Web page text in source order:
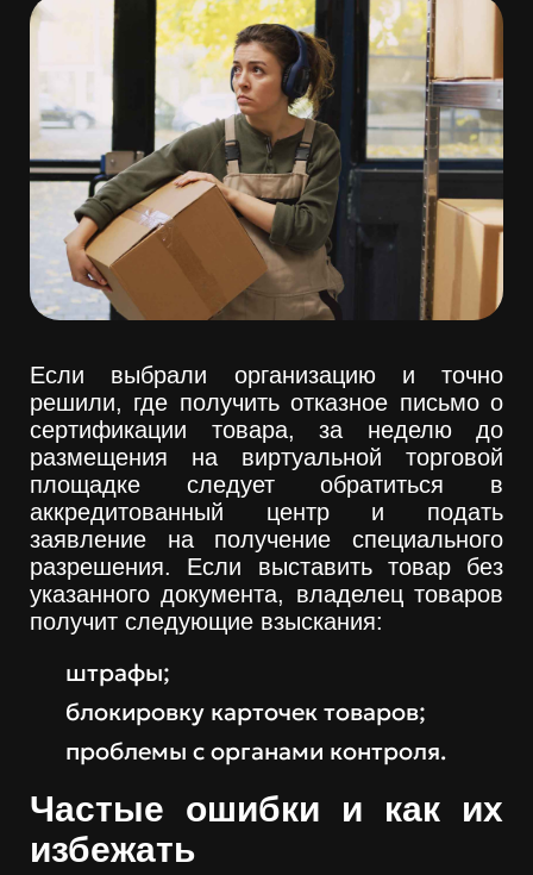
Если выбрали организацию и точно
решили, где получить отказное письмо о
сертификации товара, за неделю до
размещения на виртуальной торговой
площадке следует обратиться в
аккредитованный центр и подать
заявление на получение специального
разрешения. Если выставить товар без
указанного документа, владелец товаров
получит следующие взыскания:
штрафы;
блокировку карточек товаров;
проблемы с органами контроля.
Частые ошибки и как их
избежать